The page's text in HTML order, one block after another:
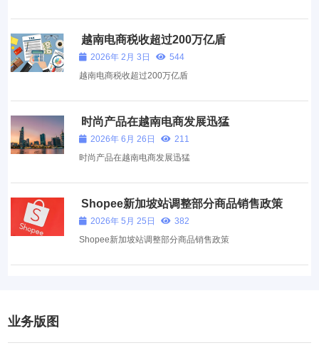
越南电商税收超过200万亿盾
2026年 2月 3日
544
越南电商税收超过200万亿盾
时尚产品在越南电商发展迅猛
2026年 6月 26日
211
时尚产品在越南电商发展迅猛
Shopee新加坡站调整部分商品销售政策
2026年 5月 25日
382
Shopee新加坡站调整部分商品销售政策
业务版图